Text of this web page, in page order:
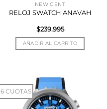
NEW GENT
RELOJ SWATCH ANAVAH
$239.995
AÑADIR AL CARRITO
6 CUOTAS